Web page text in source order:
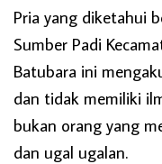
Pria yang diketahui
Sumber Padi
Batubara ini
dan tidak memiliki
bukan orang yang
dan ugal ugalan.